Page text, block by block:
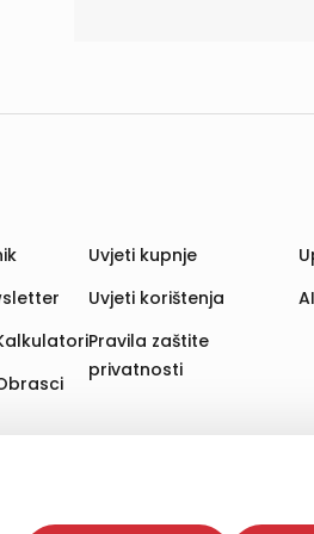
Time poboljšavamo korisničko
web stranica i uređaja u tu
Uvjeti kupnje
Uvjeti korištenja
Pravila zaštite
privatnosti